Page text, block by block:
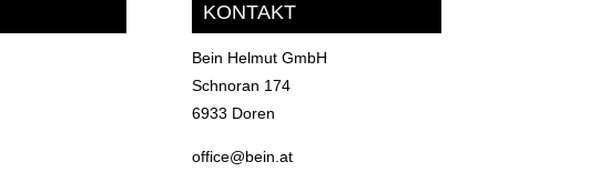
KONTAKT
Bein Helmut GmbH
Schnoran 174
6933 Doren
office@bein.at